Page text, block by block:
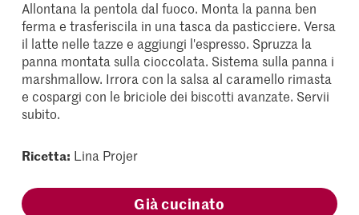
Allontana la pentola dal fuoco. Monta la panna ben
ferma e trasferiscila in una tasca da pasticciere. Versa
il latte nelle tazze e aggiungi l'espresso. Spruzza la
panna montata sulla cioccolata. Sistema sulla panna i
marshmallow. Irrora con la salsa al caramello rimasta
e cospargi con le briciole dei biscotti avanzate. Servii
subito.
Ricetta: Lina Projer
Già cucinato